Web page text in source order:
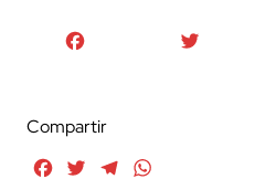
Compartir
FacebookTwitterTelegram